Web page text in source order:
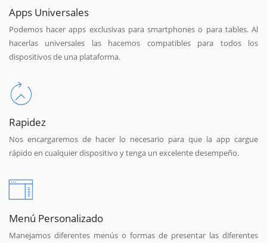
Apps Universales
Podemos hacer apps exclusivas para smartphones o para tables. Al
hacerlas universales las hacemos compatibles para todos los
dispositivos de una plataforma.
Rapidez
Nos encargaremos de hacer lo necesario para que la app cargue
rápido en cualquier dispositivo y tenga un excelente desempeño.
Menú Personalizado
Manejamos diferentes menús o formas de presentar las diferentes